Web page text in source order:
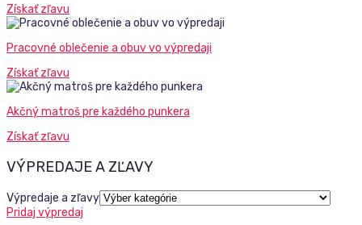
Získať zľavu
Pracovné oblečenie a obuv vo výpredaji
Získať zľavu
Akčný matroš pre každého punkera
Získať zľavu
VÝPREDAJE A ZĽAVY
Výpredaje a zľavy
Pridaj výpredaj